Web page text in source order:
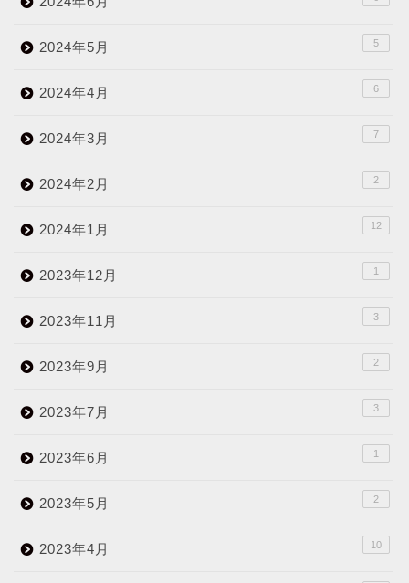
2024年5月 5
2024年4月 6
2024年3月 7
2024年2月 2
2024年1月 12
2023年12月 1
2023年11月 3
2023年9月 2
2023年7月 3
2023年6月 1
2023年5月 2
2023年4月 10